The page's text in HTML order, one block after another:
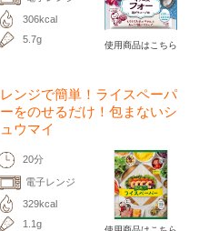
306kcal
5.7g
使用商品はこちら
レンジで簡単！ライスペーパ
ーをのせるだけ！包まないシ
ュウマイ
20分
電子レンジ
329kcal
1.1g